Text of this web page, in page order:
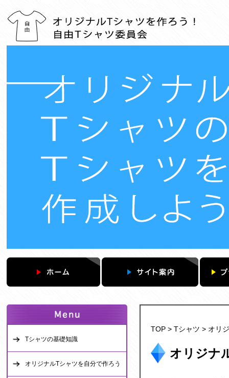
Tシャツの基礎知識
オリジナルTシャツを自分で作ろう
TOP > Tシャツ > オリ
オリジナ